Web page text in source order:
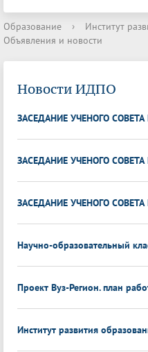
Образование › Институт
Объявления и новости
Новости ИДПО
ЗАСЕДАНИЕ УЧЕНОГО СОВЕТА
ЗАСЕДАНИЕ УЧЕНОГО СОВЕТА
ЗАСЕДАНИЕ УЧЕНОГО СОВЕТА
Научно-образовательный
Проект Вуз-Регион. план
Институт развития